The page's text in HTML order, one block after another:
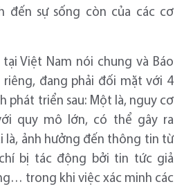
đến sự sống còn của các cơ
Việt Nam nói chung và Báo
đang phải đối mặt với 4
phát triển sau: Một là, nguy cơ
quy mô lớn, có thể gây ra
là, ảnh hưởng đến thông tin từ
bị tác động bởi tin tức giả
trong khi việc xác minh các